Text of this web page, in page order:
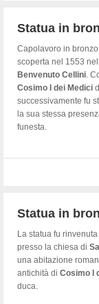
Statua in
Capolavoro in
scoperta nel 1553
Benvenuto Cellini.
Cosimo I dei Medici
successivamente fu
la sua stessa
funesta.
Statua in
La statua fu rinvenuta
presso la chiesa di
una abitazione
antichità di Cosimo I
duca.